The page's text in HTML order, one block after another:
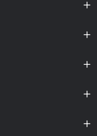
開し、降下速度を
：
後、CPSdroneは潜水
の3Dプリント部